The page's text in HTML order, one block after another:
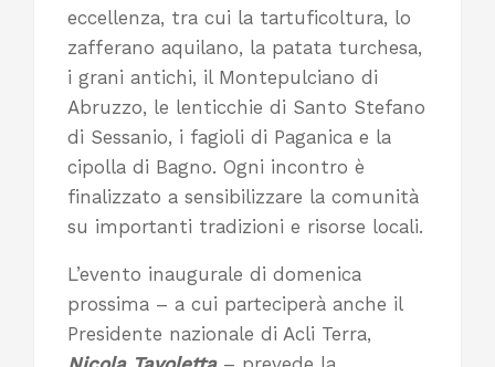
eccellenza, tra cui la tartuficoltura, lo
zafferano aquilano, la patata turchesa,
i grani antichi, il Montepulciano di
Abruzzo, le lenticchie di Santo Stefano
di Sessanio, i fagioli di Paganica e la
cipolla di Bagno. Ogni incontro è
finalizzato a sensibilizzare la comunità
su importanti tradizioni e risorse locali.
L’evento inaugurale di domenica
prossima – a cui parteciperà anche il
Presidente nazionale di Acli Terra,